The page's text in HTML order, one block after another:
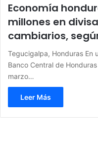
Economía
millones en
cambiarios,
Tegucigalpa, Honduras En
Banco Central de
marzo…
Leer Más